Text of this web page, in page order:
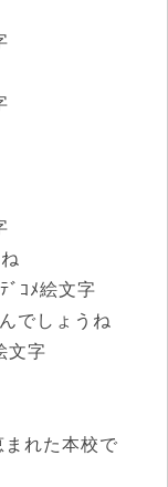
でしょうね
れた本校で